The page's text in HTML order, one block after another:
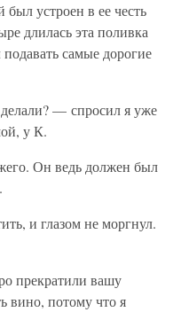
устроен в ее честь
длилась эта поливка
самые дорогие
— спросил я уже
у К.
Он ведь должен был
и глазом не моргнул.
прекратили вашу
вино, потому что я